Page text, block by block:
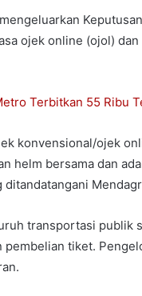
ojek online (ojol)
Terbitkan 55 Ribu
konvensional/ojek
helm bersama dan
ditandatangani
transportasi publik
pembelian tiket.